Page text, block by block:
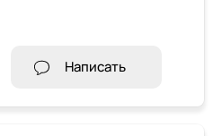
Написать